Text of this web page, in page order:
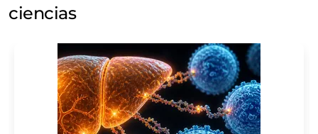
ciencias